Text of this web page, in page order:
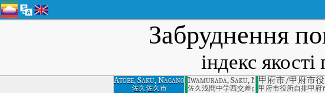
Забруднення
індекс
Atobe, Saku, Nagano
佐久佐久市
Iwamurada, Saku, Nagano Prefecture
佐久浅間中学西交差点佐久市
甲府市/甲府市
甲府市役所自排甲府市